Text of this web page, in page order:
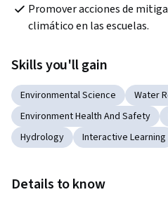
Promover acciones de
climático en las escuelas.
Skills you'll gain
Environmental Science
Water
Environment Health And Safety
Hydrology
Interactive Learning
Details to know